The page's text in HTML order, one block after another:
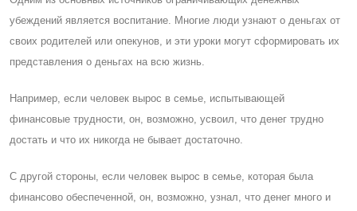
убеждений является воспитание. Многие люди узнают о деньгах от
своих родителей или опекунов, и эти уроки могут сформировать их
представления о деньгах на всю жизнь.
Например, если человек вырос в семье, испытывающей
финансовые трудности, он, возможно, усвоил, что денег трудно
достать и что их никогда не бывает достаточно.
C другой стороны, если человек вырос в семье, которая была
финансово обеспеченной, он, возможно, узнал, что денег много и